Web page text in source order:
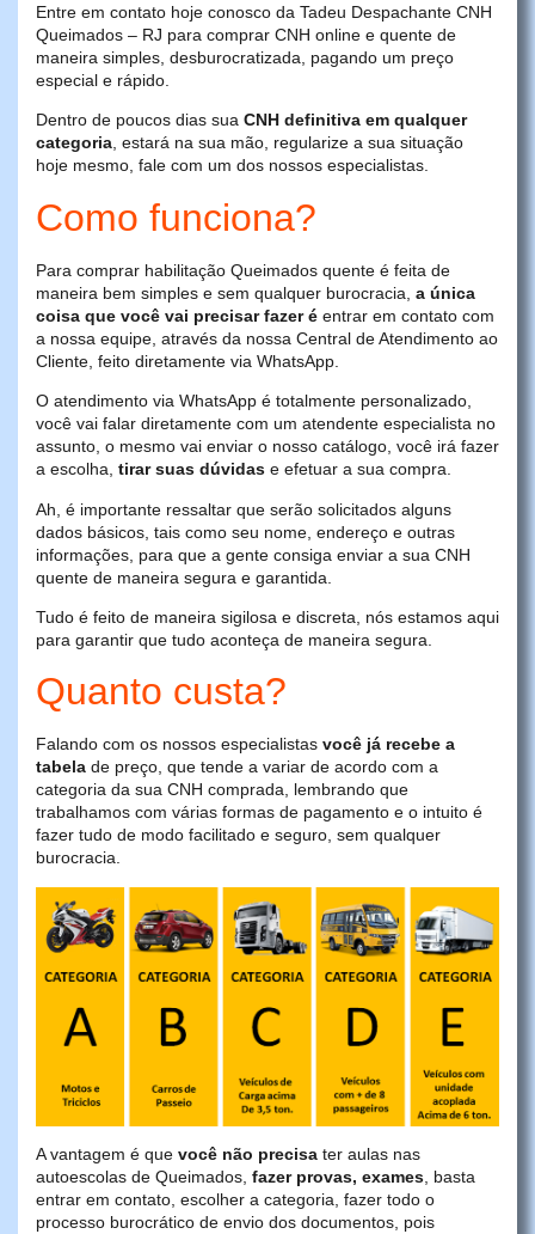
Entre em contato hoje conosco da Tadeu Despachante CNH
Queimados – RJ para comprar CNH online e quente de
maneira simples, desburocratizada, pagando um preço
especial e rápido.
Dentro de poucos dias sua CNH definitiva em qualquer
categoria, estará na sua mão, regularize a sua situação
hoje mesmo, fale com um dos nossos especialistas.
Como funciona?
Para comprar habilitação Queimados quente é feita de
maneira bem simples e sem qualquer burocracia, a única
coisa que você vai precisar fazer é entrar em contato com
a nossa equipe, através da nossa Central de Atendimento ao
Cliente, feito diretamente via WhatsApp.
O atendimento via WhatsApp é totalmente personalizado,
você vai falar diretamente com um atendente especialista no
assunto, o mesmo vai enviar o nosso catálogo, você irá fazer
a escolha, tirar suas dúvidas e efetuar a sua compra.
Ah, é importante ressaltar que serão solicitados alguns
dados básicos, tais como seu nome, endereço e outras
informações, para que a gente consiga enviar a sua CNH
quente de maneira segura e garantida.
Tudo é feito de maneira sigilosa e discreta, nós estamos aqui
para garantir que tudo aconteça de maneira segura.
Quanto custa?
Falando com os nossos especialistas você já recebe a
tabela de preço, que tende a variar de acordo com a
categoria da sua CNH comprada, lembrando que
trabalhamos com várias formas de pagamento e o intuito é
fazer tudo de modo facilitado e seguro, sem qualquer
burocracia.
A vantagem é que você não precisa ter aulas nas
autoescolas de Queimados, fazer provas, exames, basta
entrar em contato, escolher a categoria, fazer todo o
processo burocrático de envio dos documentos, pois